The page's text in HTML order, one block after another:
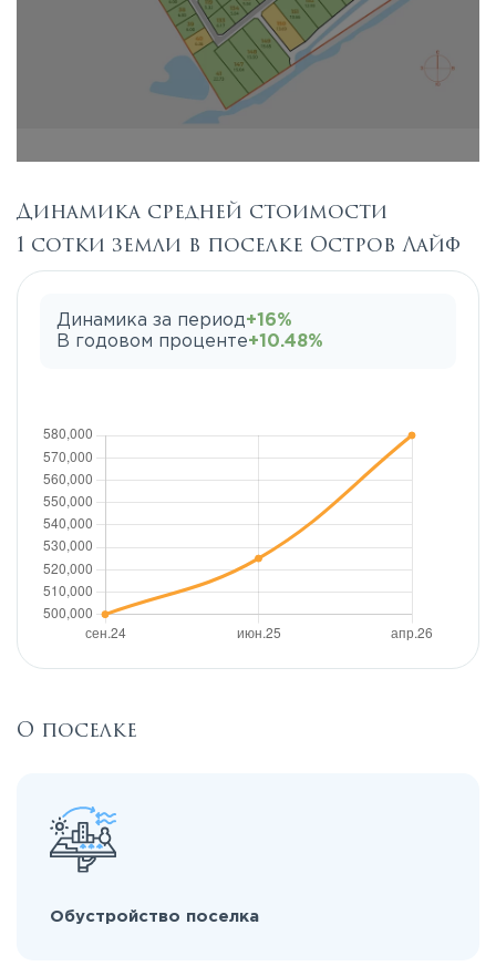
Динамика средней стоимости
1 сотки земли в поселке Остров Лайф
Динамика за период+16%
В годовом проценте+10.48%
О поселке
Обустройство поселка